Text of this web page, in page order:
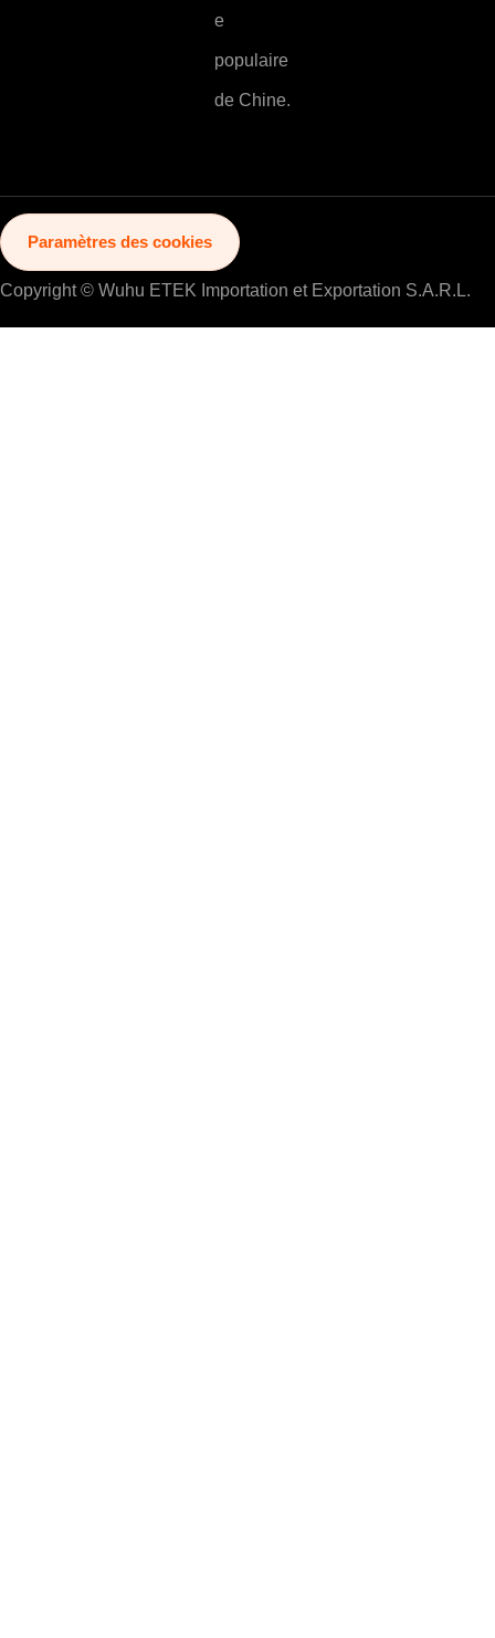
e
populaire
de Chine.
Paramètres des cookies
Copyright © Wuhu ETEK Importation et Exportation S.A.R.L.